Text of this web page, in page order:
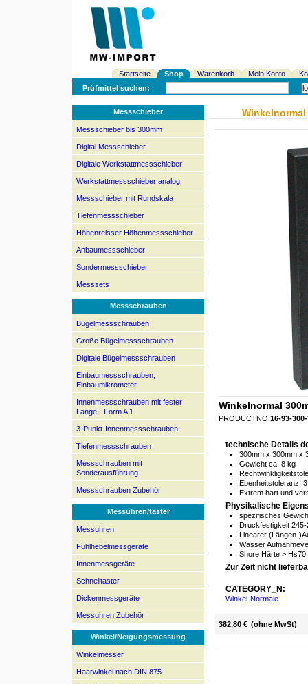
Startseite Shop Warenkorb Mein Konto
Prüfmittel suchen:
Messschieber
Messschieber bis 300mm
Digital Messschieber
Digitale Werkstattmessschieber
Werkstattmessschieber analog
Messschieber mit Rundskala
Tiefenmessschieber
Höhenreisser Höhenmessschieber
Anbaumessschieber
Sondermessschieber
Messsets
Messschrauben
Bügelmessschrauben
Große Bügelmessschrauben
Digitale Bügelmessschrauben
Einbaumessschrauben,
Einbaumikrometer
Innenmessschrauben mit fester
Länge - Form A 1
3-Punkt-Innenmessschrauben
Tiefenmessschrauben
Messschrauben mit
Sonderausführung
Messschrauben Zubehör
Messuhren/taster
Messuhren
Fühlhebelmessgeräte
Innenmessgeräte
Schnelltaster
Dickenmessgeräte
Messuhren Zubehör
Winkel/Neigungsmessung
Winkelmesser
Haarwinkel nach DIN 875
Winkelnormal
Winkelnormal
PRODUCTNO:16-93-
technische Details
300mm x 300mm x
Gewicht ca. 8 kg
Ebenheitstoleranz:
Extrem hart und
Physikalische
spezifisches
Druckfestigkeit 245-
Linearer (Längen-
Wasser
Shore Härte > Hs70
Zur Zeit nicht
CATEGORY_N:
Winkel-Normale
382,80 € (ohne MwSt)